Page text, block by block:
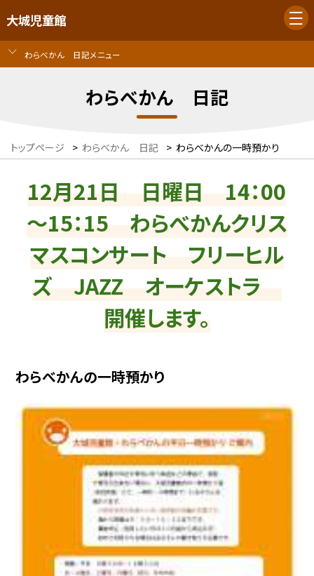
大城児童館
わらべかん 日記メニュー
わらべかん 日記
トップページ > わらべかん 日記 > わらべかんの一時預かり
12月21日 日曜日 14：00
～15：15 わらべかんクリス
マスコンサート フリーヒル
ズ JAZZ オーケストラ
開催します。
わらべかんの一時預かり